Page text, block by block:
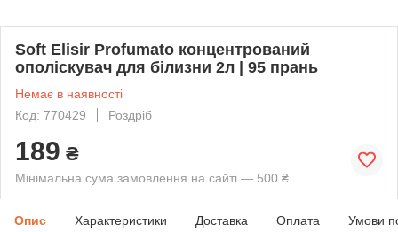
Soft Elisir Profumato концентрований
ополіскувач для білизни 2л | 95 прань
Немає в наявності
Код: 770429
Роздріб
189 ₴
Мінімальна сума замовлення на сайті — 500 ₴
Опис Характеристики Доставка Оплата Умови